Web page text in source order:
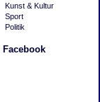
Kunst & Kultur
Sport
Politik
Facebook